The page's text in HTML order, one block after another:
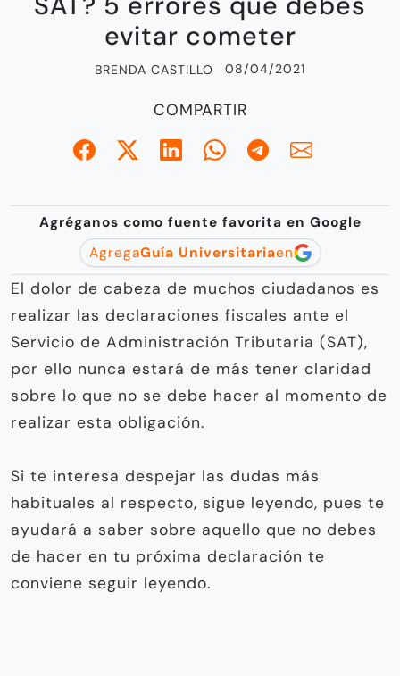
evitar cometer
BRENDA CASTILLO 08/04/2021
COMPARTIR
Agréganos como fuente favorita en Google
AgregaGuía Universitariaen
El dolor de cabeza de muchos ciudadanos es
realizar las declaraciones fiscales ante el
Servicio de Administración Tributaria (SAT),
por ello nunca estará de más tener claridad
sobre lo que no se debe hacer al momento de
realizar esta obligación.
Si te interesa despejar las dudas más
habituales al respecto, sigue leyendo, pues te
ayudará a saber sobre aquello que no debes
de hacer en tu próxima declaración te
conviene seguir leyendo.